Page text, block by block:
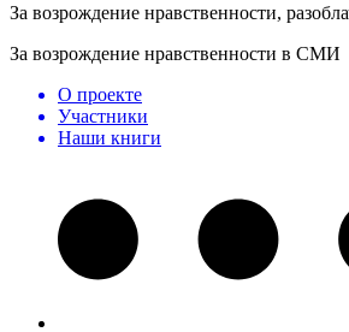
За возрождение нравственности,
За возрождение нравственности в СМИ
О проекте
Участники
Наши книги